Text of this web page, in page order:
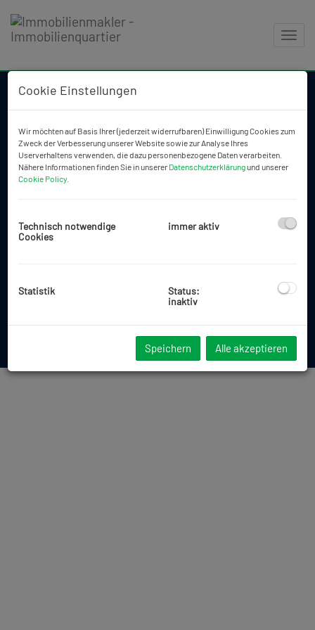
© 2026, Immobilienquartier
Lechnerstraße 18/6
1030 Wien, Österreich
E-Mail:office@immobilienquartier.at
Kontakt
Cookie Einstellungen
Wir möchten auf Basis Ihrer (jederzeit widerrufbaren) Einwilligung Cookies zum
Zweck der Verbesserung unserer Website sowie zur Analyse Ihres
Userverhaltens verwenden, die dazu personenbezogene Daten verarbeiten.
Nähere Informationen finden Sie in unserer Datenschutzerklärungund unserer
Cookie Policy
Technisch notwendige
Cookies
immer aktiv
Statistik
Status:
inaktiv
Speichern Alle akzeptieren